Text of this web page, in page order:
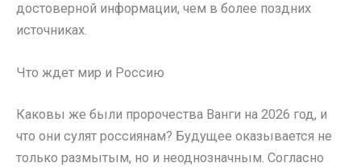
достоверной информации, чем в более поздних
источниках.
Что ждет мир и Россию
Каковы же были пророчества Ванги на 2026 год, и
что они сулят россиянам? Будущее оказывается не
только размытым, но и неоднозначным. Согласно